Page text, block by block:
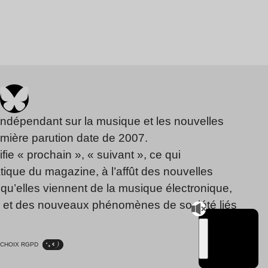
sur la musique et les nouvelles
parution date de 2007.
« prochain », « suivant », ce qui
du magazine, à l’affût des nouvelles
viennent de la musique électronique,
des nouveaux phénomènes de société liés
CHOIX RGPD